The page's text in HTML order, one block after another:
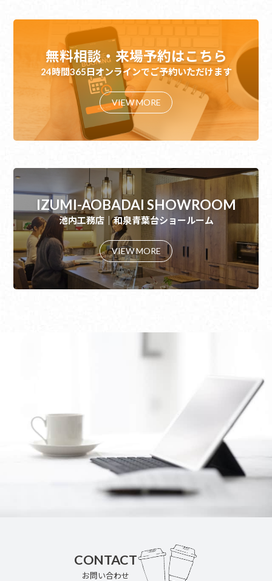
無料相談・来場予約はこちら
24時間365日オンラインでご予約いただけます
VIEW MORE
IZUMI-AOBADAI SHOWROOM
池内工務店｜和泉青葉台ショールーム
VIEW MORE
CONTACT
お問い合わせ